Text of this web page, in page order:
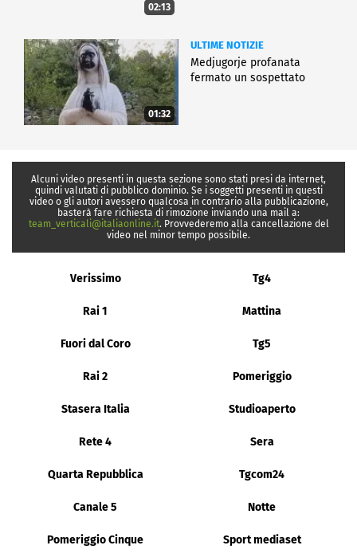
02:13
01:32
ULTIME NOTIZIE
Medjugorje profanata
fermato un sospettato
Alcuni video presenti in questa sezione sono stati presi da internet,
quindi valutati di pubblico dominio. Se i soggetti presenti in questi
video o gli autori avessero qualcosa in contrario alla pubblicazione,
basterà fare richiesta di rimozione inviando una mail a:
team_verticali@italiaonline.it. Provvederemo alla cancellazione del
video nel minor tempo possibile.
Verissimo Tg4
Rai 1 Mattina
Fuori dal Coro Tg5
Rai 2 Pomeriggio
Stasera Italia Studioaperto
Rete 4 Sera
Quarta Repubblica Tgcom24
Canale 5 Notte
Pomeriggio Cinque Sport mediaset